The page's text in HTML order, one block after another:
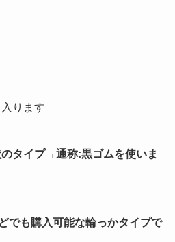
ります
タイプ→通称:黒ゴムを使いま
でも購入可能な輪っかタイプで